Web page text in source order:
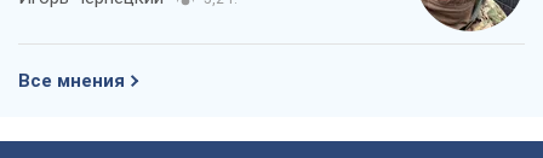
Все мнения